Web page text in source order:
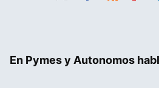
En Pymes y Autonomos